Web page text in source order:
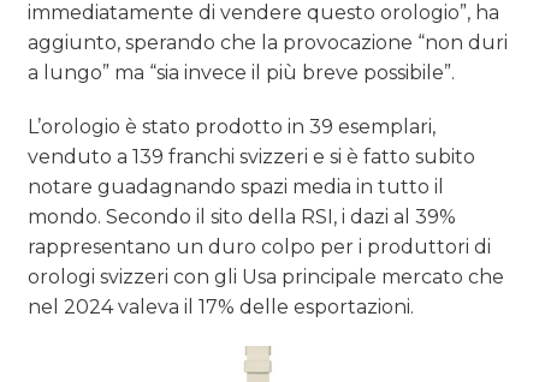
immediatamente di vendere questo orologio”, ha
aggiunto, sperando che la provocazione “non duri
a lungo” ma “sia invece il più breve possibile”.
L’orologio è stato prodotto in 39 esemplari,
venduto a 139 franchi svizzeri e si è fatto subito
notare guadagnando spazi media in tutto il
mondo. Secondo il sito della RSI, i dazi al 39%
rappresentano un duro colpo per i produttori di
orologi svizzeri con gli Usa principale mercato che
nel 2024 valeva il 17% delle esportazioni.